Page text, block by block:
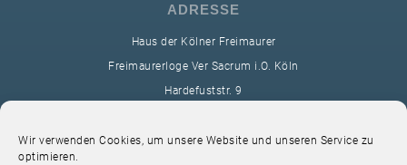
Wir verwenden Cookies, um unsere Website und unseren Service zu
optimieren.
ADRESSE
Haus der Kölner Freimaurer
Freimaurerloge Ver Sacrum i.O. Köln
Hardefuststr. 9
sekretariat@ver-sacrum.org